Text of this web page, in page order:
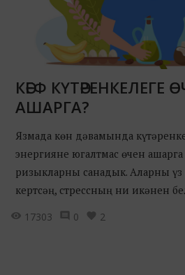
КӘЕФ КҮТӘРЕНКЕЛЕГЕ
АШАРГА?
Язмада көн дәвамында
энергияне югалтмас өчен
ризыкларны санадык. Аларны
кертсәң, стрессның ни икәнен
17303
0 2